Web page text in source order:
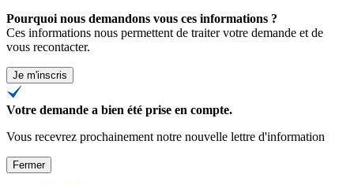
Pourquoi nous demandons vous ces informations ?
Ces informations nous permettent de traiter votre demande et de
vous recontacter.
Je m'inscris
Votre demande a bien été prise en compte.
Vous recevrez prochainement notre nouvelle lettre d'information
Fermer